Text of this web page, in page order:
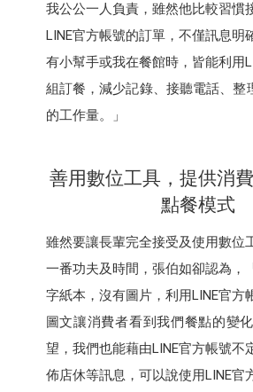
我公公一人負責，雖然他比較習慣
LINE官方帳號的訂單，不僅訊息明
有小幫手或我在餐館時，皆能利用
組訂餐，減少記錄、接聽電話、整
的工作量。」
善用數位工具，提供消
點餐模式
雖然要讓長輩完全接受及使用數位
一番功夫及時間，張伯如卻認為，
字紙本，沒有圖片，利用LINE官方
圖文讓消費者看到我們餐點的變
望，我們也能藉由LINE官方帳號不
佈店休等訊息，可以說使用LINE官